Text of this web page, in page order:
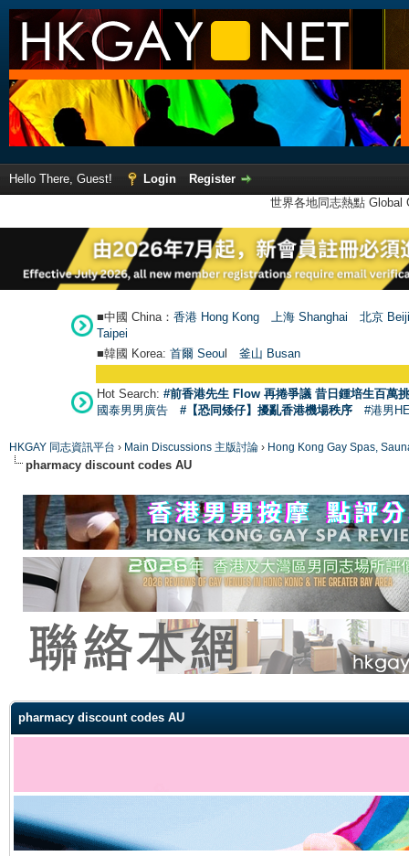
Hello There, Guest! Login
Register
世界各地同志熱點
■中國 China： 香港 Hong Kong 上海 Shanghai
北京
Taipei
■韓國 Korea: 首爾 Seoul 釜山 Busan
Hot Search: #前香港先生 Flow 再捲爭議 昔日鍾培生百萬
國泰男男廣告
#【恐同矮仔】擾亂香港機場秩序 #港男
HKGAY 同志資訊平台 › Main Discussions 主版討論 › Hong Kong Gay Spas,
pharmacy discount codes AU
pharmacy discount codes AU